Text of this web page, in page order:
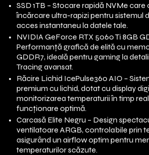
SSD 1TB – Stocare rapidă NVMe
încărcare ultra-rapizi pentru sistemul
acces instantaneu la datele tale.
NVIDIA GeForce RTX 5060 Ti 8GB
Performanță grafică de elită cu
GDDR7, ideală pentru gaming la
Tracing avansat.
Răcire Lichid IcePulse360 AIO –
premium cu lichid, dotat cu display
monitorizarea temperaturii în timp
funcționare optimă.
Carcasă Elite Negru – Design
ventilatoare ARGB, controlabile prin
asigurând un airflow optim pentru
temperaturilor scăzute.